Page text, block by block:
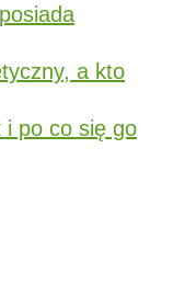
a kto
i po co się go